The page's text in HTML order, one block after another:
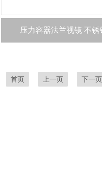
压力容器法兰视镜 不锈
首页 上一页 下一页